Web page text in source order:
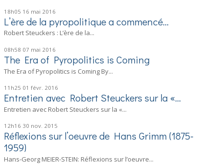
18h05 16 mai 2016
L’ère de la pyropolitique a commencé…
Robert Steuckers : L’ère de la...
08h58 07 mai 2016
The Era of Pyropolitics is Coming
The Era of Pyropolitics is Coming By...
11h25 01 févr. 2016
Entretien avec Robert Steuckers sur la «...
Entretien avec Robert Steuckers sur la «...
12h16 30 nov. 2015
Réflexions sur l’oeuvre de Hans Grimm (1875-
1959)
Hans-Georg MEIER-STEIN: Réflexions sur l’oeuvre...